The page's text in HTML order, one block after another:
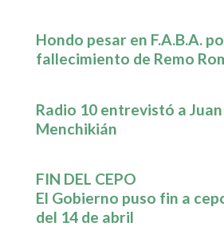
Hondo pesar en F.A.B.A.
fallecimiento de Remo
Radio 10 entrevistó a
Menchikián
FIN DEL CEPO
El Gobierno puso fin a
del 14 de abril